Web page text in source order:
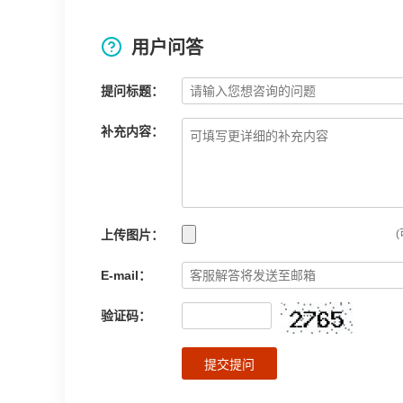
用户问答
提问标题：
补充内容：
上传图片： (
E-mail：
验证码：
提交提问